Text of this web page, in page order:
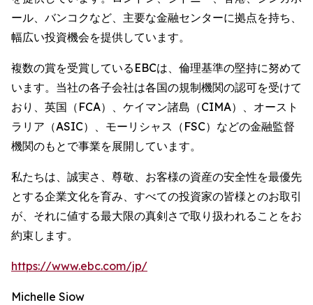
ール、バンコクなど、主要な金融センターに拠点を持ち、
幅広い投資機会を提供しています。
複数の賞を受賞しているEBCは、倫理基準の堅持に努めて
います。当社の各子会社は各国の規制機関の認可を受けて
おり、英国（FCA）、ケイマン諸島（CIMA）、オースト
ラリア（ASIC）、モーリシャス（FSC）などの金融監督
機関のもとで事業を展開しています。
私たちは、誠実さ、尊敬、お客様の資産の安全性を最優先
とする企業文化を育み、すべての投資家の皆様とのお取引
が、それに値する最大限の真剣さで取り扱われることをお
約束します。
https://www.ebc.com/jp/
Michelle Siow